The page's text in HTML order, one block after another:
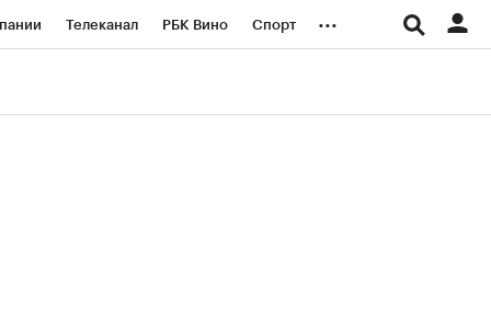
Телеканал РБК Вино Спорт ...